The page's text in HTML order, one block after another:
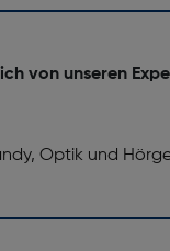
von unseren
Optik und